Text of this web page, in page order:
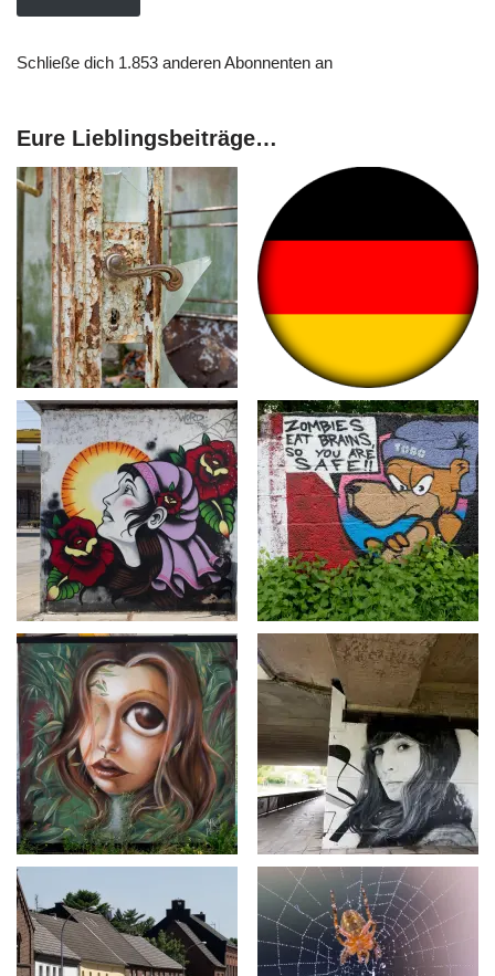
Schließe dich 1.853 anderen Abonnenten an
Eure Lieblingsbeiträge…